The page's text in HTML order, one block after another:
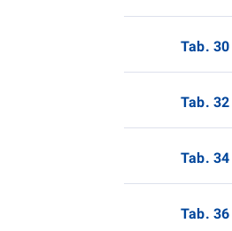
Tab.
Tab.
Tab.
Tab.